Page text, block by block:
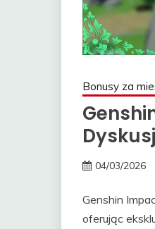
Bonusy za
04/03/2026
Genshin
oferując